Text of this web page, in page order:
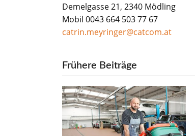
Demelgasse 21, 2340 Mödling
Mobil 0043 664 503 77 67
catrin.meyringer@catcom.at
Frühere Beiträge